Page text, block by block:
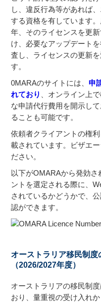
し、違反行為等があれば
する資格を有しています
年、そのライセンスを更
け、必要なアップデート
査し、ライセンスの更新
す。
0MARAのサイトには、 申
れており
、オンライン上
な申請代行費用を開示し
ることも可能です。
依頼者クライアントの権
載されています。ビザエ
ださい。
以下がOMARAから発効さ
ントを選定される際に、
されているかどうかで、
認ができます。
オーストラリア移民制度
（2026/2027年度）
オーストラリアの移民制
おり、量重視の受け入れ